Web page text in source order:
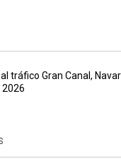
tráfico Gran Canal,